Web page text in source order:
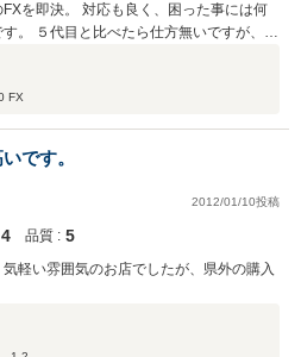
を即決。 対応も良く、困った事には何
。 ５代目と比べたら仕方無いですが、燃
km。 坂道を伴う道路では、リッター１
いいが、箱根は登りません。 また、西伊
ばならず、戸田峠では全く登らない。 ス
は割り切ってエコドライブに専念しまし
FX
です。
2012/01/10投稿
4 品質 : 5
軽い雰囲気のお店でしたが、県外の購入